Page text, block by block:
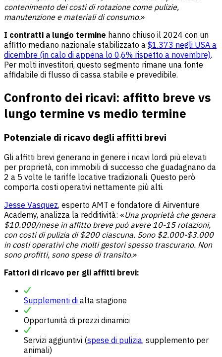
contenimento dei costi di rotazione come pulizie,
manutenzione e materiali di consumo.»
I contratti a lungo termine hanno chiuso il 2024 con un
affitto mediano nazionale stabilizzato a $1.373 negli USA a
dicembre (in calo di appena lo 0,6% rispetto a novembre).
Per molti investitori, questo segmento rimane una fonte
affidabile di flusso di cassa stabile e prevedibile.
Confronto dei ricavi: affitto breve vs
lungo termine vs medio termine
Potenziale di ricavo degli affitti brevi
Gli affitti brevi generano in genere i ricavi lordi più elevati
per proprietà, con immobili di successo che guadagnano da
2 a 5 volte le tariffe locative tradizionali. Questo però
comporta costi operativi nettamente più alti.
Jesse Vasquez, esperto AMT e fondatore di Airventure
Academy, analizza la redditività: «Una proprietà che genera
$10.000/mese in affitto breve può avere 10-15 rotazioni,
con costi di pulizia di $200 ciascuna. Sono $2.000-$3.000
in costi operativi che molti gestori spesso trascurano. Non
sono profitti, sono spese di transito.»
Fattori di ricavo per gli affitti brevi:
Supplementi di alta stagione
Opportunità di prezzi dinamici
Servizi aggiuntivi (spese di pulizia, supplemento per
animali)